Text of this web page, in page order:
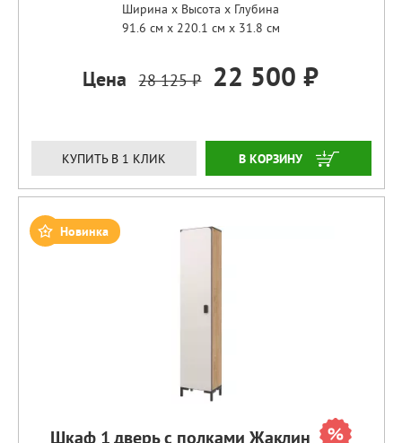
Ширина x Высота x Глубина
91.6 см x 220.1 см x 31.8 см
Цена 28 125 ₽ 22 500 ₽
КУПИТЬ В 1 КЛИК ЗАКАЗАТЬ
Новинка
Шкаф 1 дверь с полками Жаклин